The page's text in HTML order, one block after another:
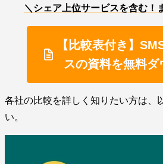
＼シェア上位サービスを含む！
【比較表付き】
スの資料を無料ダ
各社の比較を詳しく知りたい方は、
い。